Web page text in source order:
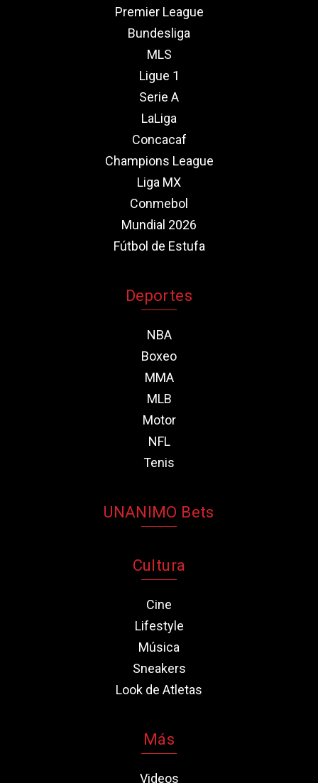
Premier League
Bundesliga
MLS
Ligue 1
Serie A
LaLiga
Concacaf
Champions League
Liga MX
Conmebol
Mundial 2026
Fútbol de Estufa
Deportes
NBA
Boxeo
MMA
MLB
Motor
NFL
Tenis
UNANIMO Bets
Cultura
Cine
Lifestyle
Música
Sneakers
Look de Atletas
Más
Videos